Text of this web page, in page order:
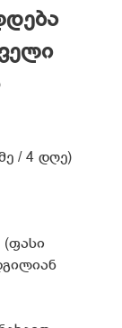
/ 4 დღე)
(ფასი